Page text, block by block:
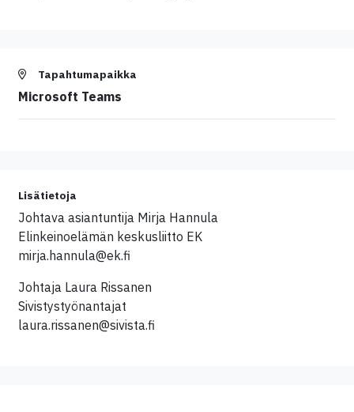
Tapahtumapaikka
Microsoft Teams
Lisätietoja
Johtava asiantuntija Mirja Hannula
Elinkeinoelämän keskusliitto EK
mirja.hannula@ek.fi
Johtaja Laura Rissanen
Sivistystyönantajat
laura.rissanen@sivista.fi